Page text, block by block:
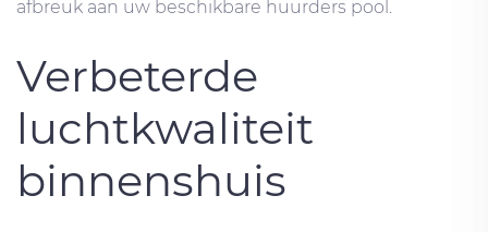
afbreuk aan uw beschikbare huurders pool.
Verbeterde
luchtkwaliteit
binnenshuis